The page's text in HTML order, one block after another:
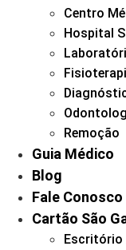
Centro
Hospital
Remoção
Guia Médico
Blog
Fale Conosco
Cartão São
Escritório